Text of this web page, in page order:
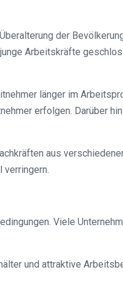
der
Arbeitskräfte
länger im
erfolgen. Darüber
aus
verringern.
Viele
und attraktive